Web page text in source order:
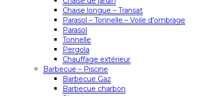
Chaise longue – Transat
Parasol – Tonnelle – Voile d’ombrage
Parasol
Tonnelle
Pergola
Chauffage extérieur
Barbecue – Piscine
Barbecue Gaz
Barbecue charbon